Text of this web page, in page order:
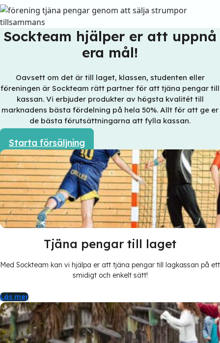
Sockteam hjälper er att uppnå
era mål!
Oavsett om det är till laget, klassen, studenten eller
föreningen är Sockteam rätt partner för att tjäna pengar till
kassan. Vi erbjuder produkter av högsta kvalitét till
marknadens bästa fördelning på hela 50%. Allt för att ge er
de bästa förutsättningarna att fylla kassan.
Starta försäljning
Tjäna pengar till laget
Med Sockteam kan vi hjälpa er att tjäna pengar till lagkassan på ett
smidigt och enkelt sätt!
Läs mer